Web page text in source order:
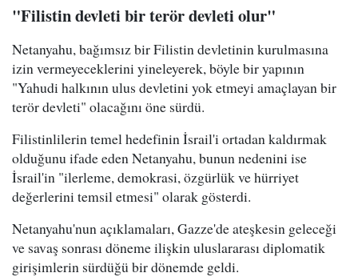
"Filistin devleti bir terör devleti olur"
Netanyahu, bağımsız bir Filistin devletinin kurulmasına
izin vermeyeceklerini yineleyerek, böyle bir yapının
"Yahudi halkının ulus devletini yok etmeyi amaçlayan bir
terör devleti" olacağını öne sürdü.
Filistinlilerin temel hedefinin İsrail'i ortadan kaldırmak
olduğunu ifade eden Netanyahu, bunun nedenini ise
İsrail'in "ilerleme, demokrasi, özgürlük ve hürriyet
değerlerini temsil etmesi" olarak gösterdi.
Netanyahu'nun açıklamaları, Gazze'de ateşkesin geleceği
ve savaş sonrası döneme ilişkin uluslararası diplomatik
girişimlerin sürdüğü bir dönemde geldi.